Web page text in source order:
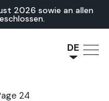
2026 sowie an allen
DE
24